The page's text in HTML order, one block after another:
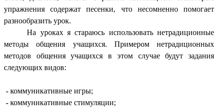
упражнения содержат песенки, что несомненно помогает
разнообразить урок.
На уроках я стараюсь использовать нетрадиционные
методы общения учащихся. Примером нетрадиционных
методов общения учащихся в этом случае будут задания
следующих видов:
- коммуникативные игры;
- коммуникативные стимуляции;